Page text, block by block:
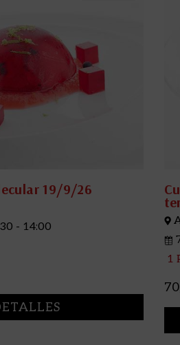
19/9/26
- 14:00
1